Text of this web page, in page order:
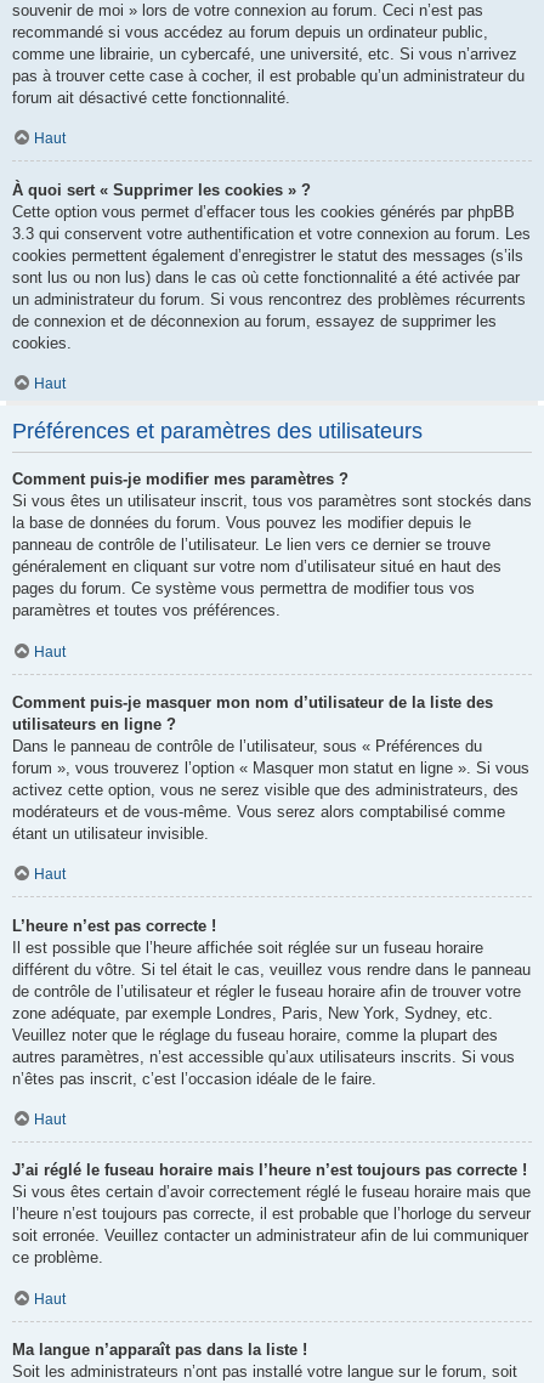
souvenir de moi » lors de votre connexion au forum. Ceci n’est pas
recommandé si vous accédez au forum depuis un ordinateur public,
comme une librairie, un cybercafé, une université, etc. Si vous n’arrivez
pas à trouver cette case à cocher, il est probable qu’un administrateur du
forum ait désactivé cette fonctionnalité.
Haut
À quoi sert « Supprimer les cookies » ?
Cette option vous permet d’effacer tous les cookies générés par phpBB
3.3 qui conservent votre authentification et votre connexion au forum. Les
cookies permettent également d’enregistrer le statut des messages (s’ils
sont lus ou non lus) dans le cas où cette fonctionnalité a été activée par
un administrateur du forum. Si vous rencontrez des problèmes récurrents
de connexion et de déconnexion au forum, essayez de supprimer les
cookies.
Haut
Préférences et paramètres des utilisateurs
Comment puis-je modifier mes paramètres ?
Si vous êtes un utilisateur inscrit, tous vos paramètres sont stockés dans
la base de données du forum. Vous pouvez les modifier depuis le
panneau de contrôle de l’utilisateur. Le lien vers ce dernier se trouve
généralement en cliquant sur votre nom d’utilisateur situé en haut des
pages du forum. Ce système vous permettra de modifier tous vos
paramètres et toutes vos préférences.
Haut
Comment puis-je masquer mon nom d’utilisateur de la liste des
utilisateurs en ligne ?
Dans le panneau de contrôle de l’utilisateur, sous « Préférences du
forum », vous trouverez l’option « Masquer mon statut en ligne ». Si vous
activez cette option, vous ne serez visible que des administrateurs, des
modérateurs et de vous-même. Vous serez alors comptabilisé comme
étant un utilisateur invisible.
Haut
L’heure n’est pas correcte !
Il est possible que l’heure affichée soit réglée sur un fuseau horaire
différent du vôtre. Si tel était le cas, veuillez vous rendre dans le panneau
de contrôle de l’utilisateur et régler le fuseau horaire afin de trouver votre
zone adéquate, par exemple Londres, Paris, New York, Sydney, etc.
Veuillez noter que le réglage du fuseau horaire, comme la plupart des
autres paramètres, n’est accessible qu’aux utilisateurs inscrits. Si vous
n’êtes pas inscrit, c’est l’occasion idéale de le faire.
Haut
J’ai réglé le fuseau horaire mais l’heure n’est toujours pas correcte !
Si vous êtes certain d’avoir correctement réglé le fuseau horaire mais que
l’heure n’est toujours pas correcte, il est probable que l’horloge du serveur
soit erronée. Veuillez contacter un administrateur afin de lui communiquer
ce problème.
Haut
Ma langue n’apparaît pas dans la liste !
Soit les administrateurs n’ont pas installé votre langue sur le forum, soit